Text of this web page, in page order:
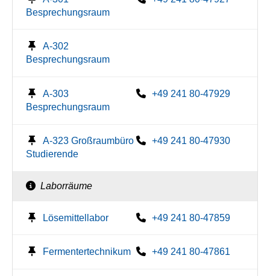
Besprechungsraum
A-302
Besprechungsraum
A-303
Besprechungsraum
+49 241 80-47929
A-323 Großraumbüro
Studierende
+49 241 80-47930
Laborräume
Lösemittellabor +49 241 80-47859
Fermentertechnikum +49 241 80-47861